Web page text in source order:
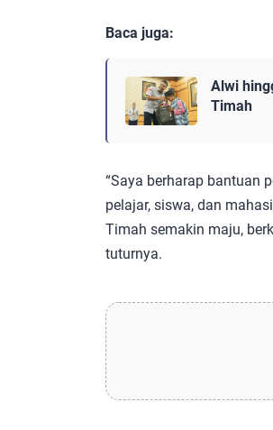
Baca juga:
Alwi
Timah
“Saya berharap bantuan
pelajar, siswa, dan
Timah semakin maju,
tuturnya.